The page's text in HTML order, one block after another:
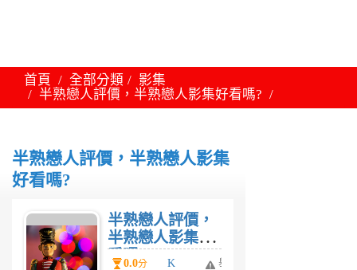
首頁 全部分類
影集
半熟戀人評價，半熟戀人影集好看嗎?
半熟戀人評價，半熟戀人影集
好看嗎?
半熟戀人評價，
半熟戀人影集好
看嗎?
0.0分
K
舉